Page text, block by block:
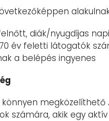
diák/nyugdíjas
év feletti látogatók
a belépés ingyenes
megközelíthető
számára, akik egy